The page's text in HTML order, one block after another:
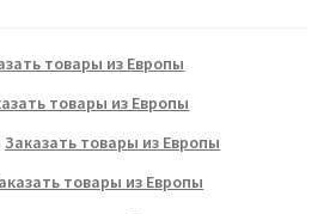
товары из Европы
товары из Европы
Заказать товары из Европы
товары из Европы